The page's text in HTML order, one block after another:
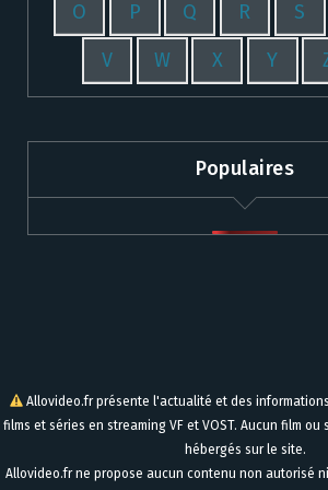
O P Q R S
V W X Y
Populaires
Allovideo.fr présente l'actualité et des
films et séries en streaming VF et VOST. Aucun film
hébergés sur le site.
Allovideo.fr ne propose aucun contenu non autorisé